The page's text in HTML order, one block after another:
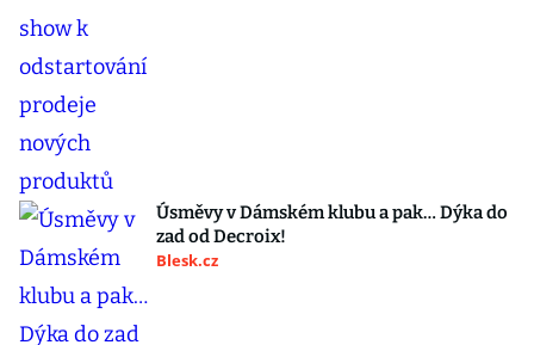
Úsměvy v Dámském klubu a pak… Dýka do
zad od Decroix!
Blesk.cz